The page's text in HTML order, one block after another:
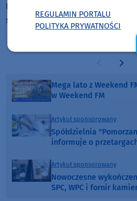
Uniwersytetów Trzeciego Wieku
sępoleńskiego. Tym razem w
Mega lato z Weekend
w Weekend FM
Artykuł sponsorowany
Spółdzielnia
informuje o
Artykuł sponsorowany
Nowoczesne
SPC, WPC i fornir
REGULAMIN PORTALU
POLITYKA PRYWATNOŚCI